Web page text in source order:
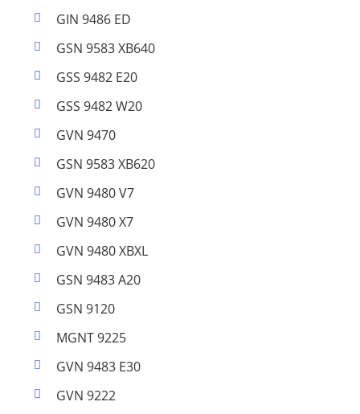
GIN 9486 ED
GSN 9583 XB640
GSS 9482 E20
GSS 9482 W20
GVN 9470
GSN 9583 XB620
GVN 9480 V7
GVN 9480 X7
GVN 9480 XBXL
GSN 9483 A20
GSN 9120
MGNT 9225
GVN 9483 E30
GVN 9222